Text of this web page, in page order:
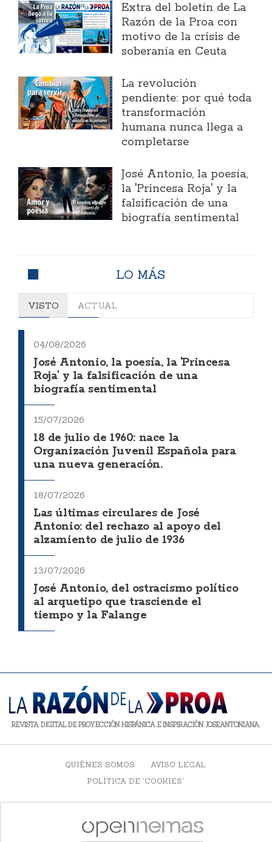
Extra del boletín de La
Razón de la Proa con
motivo de la crisis de
soberanía en Ceuta
La revolución
pendiente: por qué toda
transformación
humana nunca llega a
completarse
José Antonio, la poesía,
la 'Princesa Roja' y la
falsificación de una
biografía sentimental
LO MÁS
VISTO ACTUAL
04/08/2026
José Antonio, la poesía, la 'Princesa
Roja' y la falsificación de una
biografía sentimental
15/07/2026
18 de julio de 1960: nace la
Organización Juvenil Española para
una nueva generación.
18/07/2026
Las últimas circulares de José
Antonio: del rechazo al apoyo del
alzamiento de julio de 1936
13/07/2026
José Antonio, del ostracismo político
al arquetipo que trasciende el
tiempo y la Falange
REVISTA DIGITAL DE PROYECCIÓN HISPÁNICA E INSPIRACIÓN JOSEANTONIANA.
QUIÉNES SOMOS
AVISO LEGAL
POLÍTICA DE 'COOKIES'